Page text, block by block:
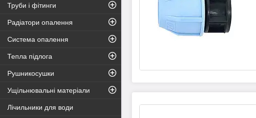
Труби і фітинги
Радіатори опалення
Система опалення
Тепла підлога
Рушникосушки
Ущільнювальні матеріали
Лічильники для води